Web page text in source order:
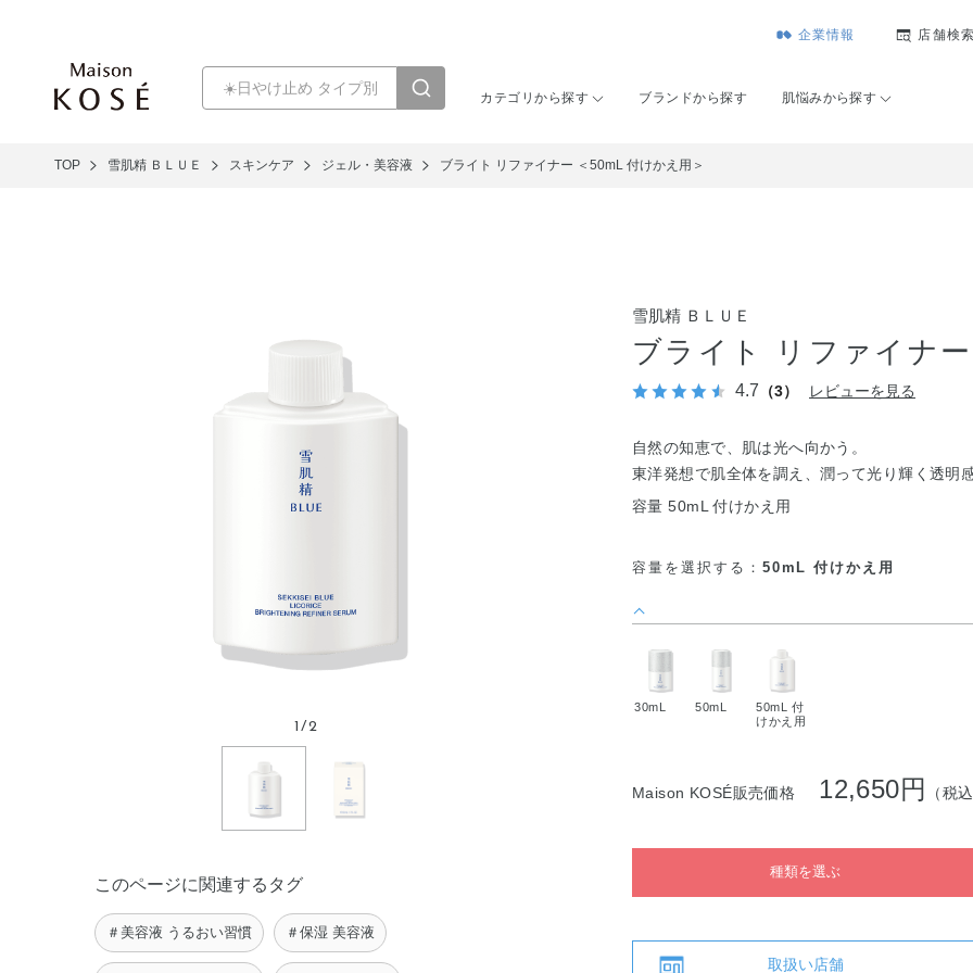
企業情報 店舗検
カテゴリから探す ブランドから探す 肌悩みから探す
TOP 雪肌精 ＢＬＵＥ スキンケア ジェル・美容液 ブライト リファイナー ＜50mL 付けかえ用＞
1/2
このページに関連するタグ
＃美容液 うるおい習慣 ＃保湿 美容液
雪肌精 ＢＬＵＥ
ブライト リファイナ
4.7 （3） レビューを見る
自然の知恵で、肌は光へ向かう。
東洋発想で肌全体を調え、潤って光り輝く透明
容量 50mL 付けかえ用
容量を選択する： 50mL 付けかえ用
30mL 50mL
50mL 付
けかえ用
Maison KOSÉ販売価格 12,650円 （税
種類を選ぶ
取扱い店舗